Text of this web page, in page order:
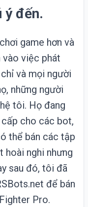
ý đến.
game hơn và
vào việc phát
và mọi người
những người
tôi. Họ đang
cho các bot,
thể bán các tập
hoài nghi nhưng
sau đó, tôi đã
để bán
Pro.